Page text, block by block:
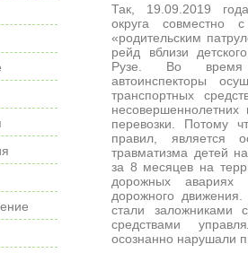
Так, 19.09.2019
округа совместно
«родительским
рейд вблизи
Рузе. Во время
автоинспекторы
транспортных
перевозки. Потому
правил, является
травматизма детей
за 8 месяцев на
дорожных авариях
дорожного
стали заложниками
средствами
осознанно нарушали